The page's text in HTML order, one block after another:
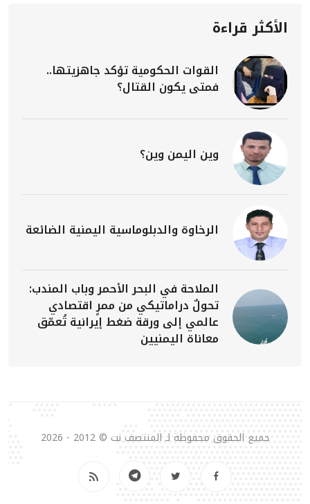
الأكثر قراءة
القوات الحكومية تؤكد جاهزيتها..
فمتى يكون القتال؟
وين اليمن وين؟
الرخاوة والدبلوماسية اليمنية الضائعة
الملاحة في البحر الأحمر وباب المندب:
تحولٌ دراماتيكي من ممرٍ اقتصادي
عالمي إلى ورقة ضغط إيرانية تُعمّق
معاناة اليمنيين
جميع الحقوق محفوظة لـ المنتصف نت © 2012 - 2026